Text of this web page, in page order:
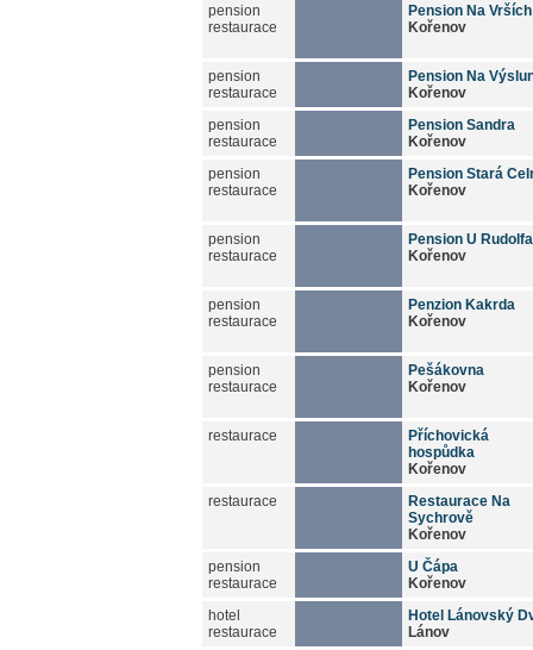
pension
restaurace
Pension Na Vrších
Kořenov
pension
restaurace
Pension Na
Kořenov
pension
restaurace
Pension Sandra
Kořenov
pension
restaurace
Pension Stará
Kořenov
pension
restaurace
Pension U Rudolfa
Kořenov
pension
restaurace
Penzion Kakrda
Kořenov
pension
restaurace
Pešákovna
Kořenov
restaurace
Příchovická
hospůdka
Kořenov
restaurace
Restaurace Na
Sychrově
Kořenov
pension
restaurace
U Čápa
Kořenov
hotel
restaurace
Hotel Lánovský
Lánov